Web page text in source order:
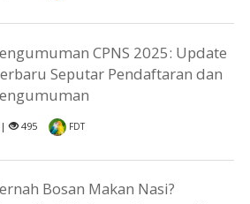
CPNS 2025: Update
Seputar Pendaftaran dan
| 495 FDT
Bosan Makan Nasi?